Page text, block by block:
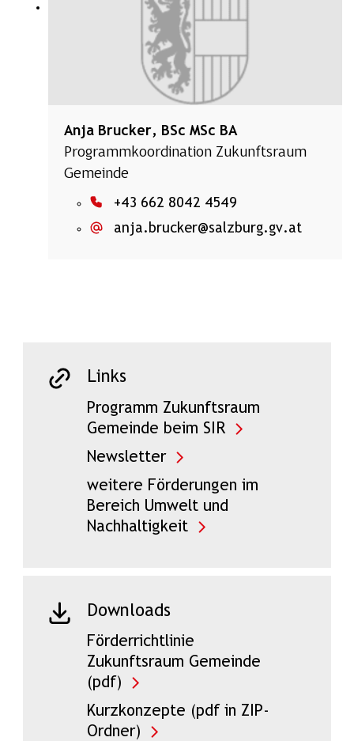
Anja Brucker, BSc MSc BA
Programmkoordination Zukunftsraum
Gemeinde
+43 662 8042 4549
anja.brucker@salzburg.gv.at
Links
Programm Zukunftsraum
Gemeinde beim SIR
Newsletter
weitere Förderungen im
Bereich Umwelt und
Nachhaltigkeit
Downloads
Förderrichtlinie
Zukunftsraum Gemeinde
(pdf)
Kurzkonzepte (pdf in ZIP-
Ordner)